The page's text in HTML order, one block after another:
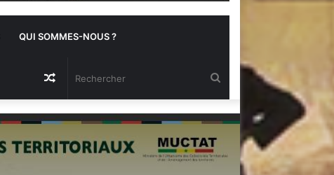
QUI SOMMES-NOUS ?
Rechercher
Article
Aléatoire